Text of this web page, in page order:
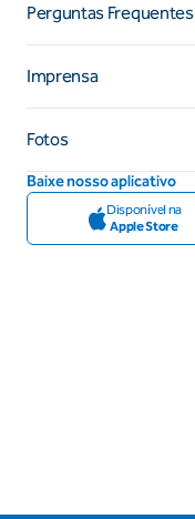
Perguntas Frequentes
Imprensa
Fotos
Baixe nosso aplicativo
Disponível na
Apple Store